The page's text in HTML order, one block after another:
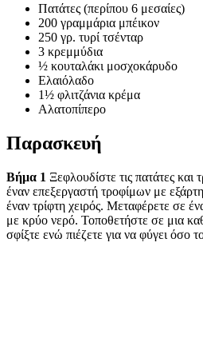
Πατάτες (περίπου 6 μεσαίες)
200 γραμμάρια μπέικον
250 γρ. τυρί τσένταρ
3 κρεμμύδια
½ κουταλάκι μοσχοκάρυδο
Ελαιόλαδο
1½ φλιτζάνια κρέμα
Αλατοπίπερο
Παρασκευή
Βήμα 1 Ξεφλουδίστε τις πατάτες και
έναν επεξεργαστή τροφίμων με
έναν τρίφτη χειρός. Μεταφέρετε σε
με κρύο νερό. Τοποθετήστε σε μια
σφίξτε ενώ πιέζετε για να φύγει όσο